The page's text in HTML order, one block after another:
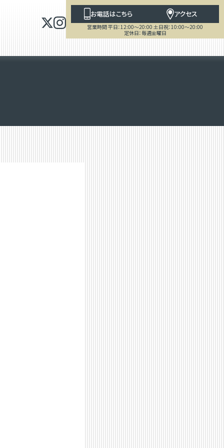
お電話はこちら アクセス
営業時間 平日：12:00～20:00 土日祝：10:00～20:00
定休日：毎週金曜日